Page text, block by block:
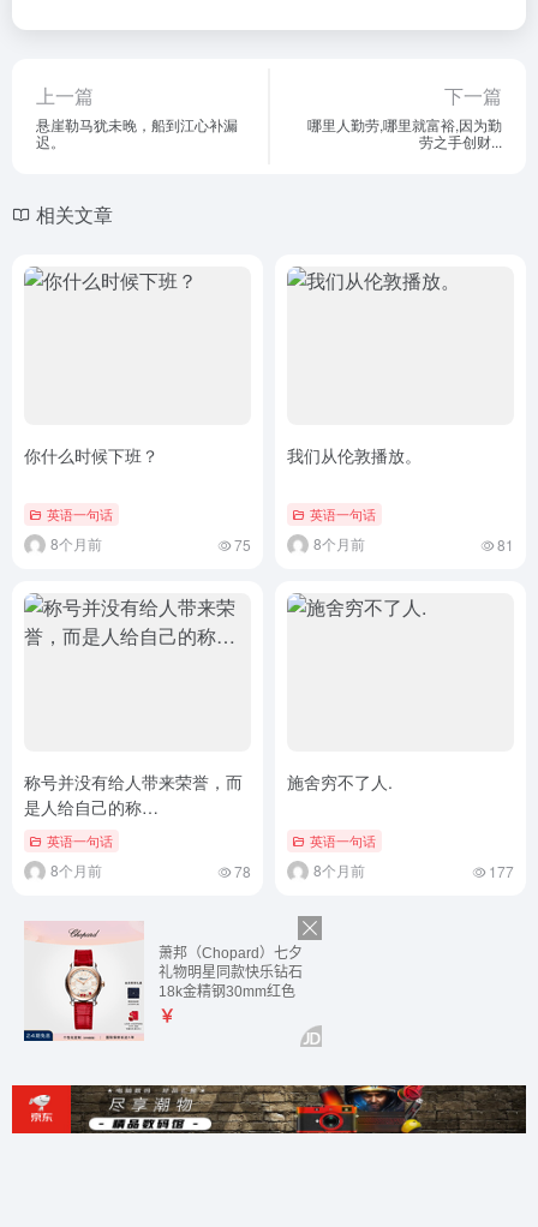
上一篇
悬崖勒马犹未晚，船到江心补漏
迟。
下一篇
哪里人勤劳,哪里就富裕,因为勤
劳之手创财...
相关文章
你什么时候下班？
英语一句话
8个月前 75
我们从伦敦播放。
英语一句话
8个月前 81
称号并没有给人带来荣誉，而
是人给自己的称…
英语一句话
8个月前 78
施舍穷不了人.
英语一句话
8个月前 177